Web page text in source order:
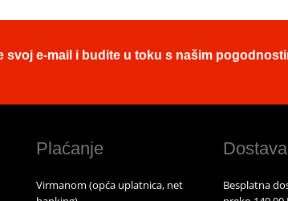
svoj e-mail i budite u toku s našim
Plaćanje
Virmanom (opća uplatnica, net
Besplatna